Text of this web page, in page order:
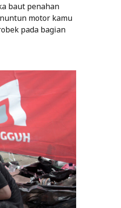
baut penahan
motor kamu
pada bagian